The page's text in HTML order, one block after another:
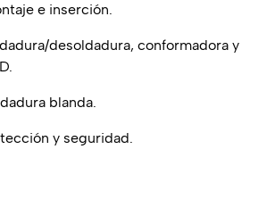
e inserción.
desoldadura, conformadora y
blanda.
y seguridad.